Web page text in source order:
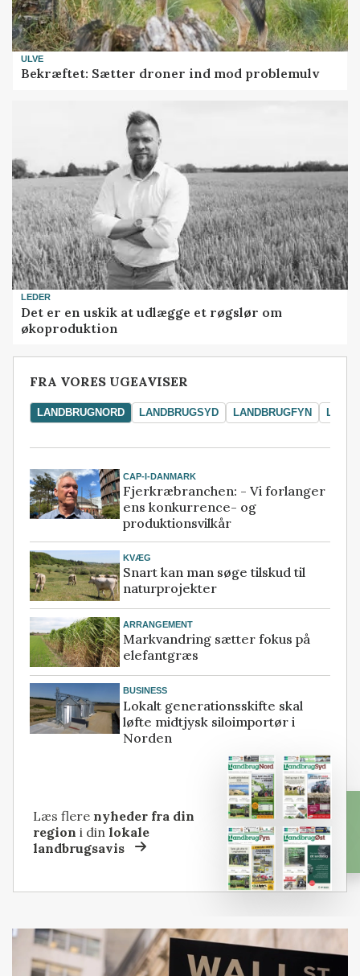
ULVE
Bekræftet: Sætter droner ind mod problemulv
LEDER
Det er en uskik at udlægge et røgslør om
økoproduktion
FRA VORES UGEAVISER
LANDBRUGNORD LANDBRUGSYD LANDBRUGFYN
CAP-I-DANMARK
Fjerkræbranchen: - Vi forlanger
ens konkurrence- og
produktionsvilkår
KVÆG
Snart kan man søge tilskud til
naturprojekter
ARRANGEMENT
Markvandring sætter fokus på
elefantgræs
BUSINESS
Lokalt generationsskifte skal
løfte midtjysk siloimportør i
Norden
Læs flere nyheder fra din
region i dinlokale
landbrugsavis